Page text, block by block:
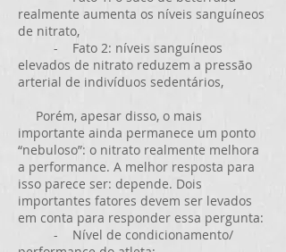
realmente aumenta os níveis sanguíneos
de nitrato,
- Fato 2: níveis sanguíneos
elevados de nitrato reduzem a pressão
arterial de indivíduos sedentários,
Porém, apesar disso, o mais
importante ainda permanece um ponto
“nebuloso”: o nitrato realmente melhora
a performance. A melhor resposta para
isso parece ser: depende. Dois
importantes fatores devem ser levados
em conta para responder essa pergunta:
- Nível de condicionamento/